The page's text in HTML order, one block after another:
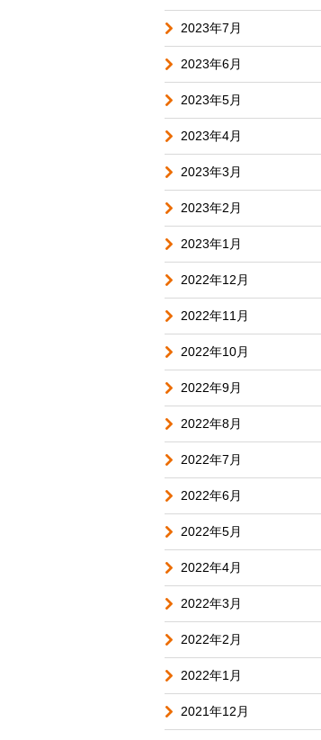
2023年7月
2023年6月
2023年5月
2023年4月
2023年3月
2023年2月
2023年1月
2022年12月
2022年11月
2022年10月
2022年9月
2022年8月
2022年7月
2022年6月
2022年5月
2022年4月
2022年3月
2022年2月
2022年1月
2021年12月